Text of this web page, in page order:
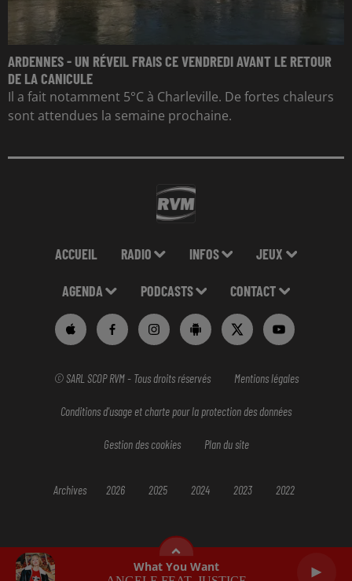
What You Want
ARDENNES - UN RÉVEIL FRAIS CE VENDREDI AVANT LE RETOUR
DE LA CANICULE
Il a fait notamment 5°C à Charleville. De fortes chaleurs
sont attendues la semaine prochaine.
ACCUEIL RADIO INFOS JEUX
AGENDA PODCASTS CONTACT
© SARL SCOP RVM - Tous droits réservés Mentions légales
Conditions d'usage et charte pour la protection des données
Gestion des cookies Plan du site
Archives 2026 2025 2024 2023 2022